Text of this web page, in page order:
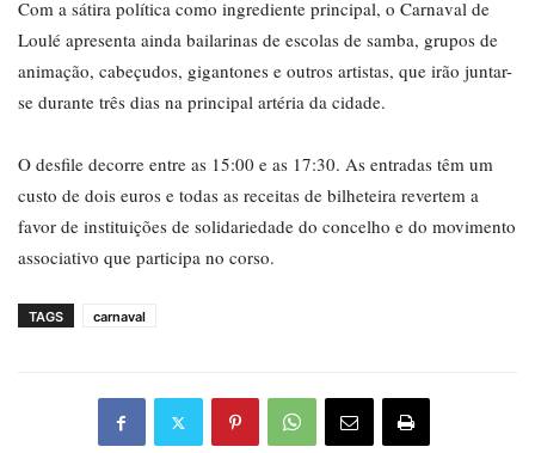
Com a sátira política como ingrediente principal, o Carnaval de
Loulé apresenta ainda bailarinas de escolas de samba, grupos de
animação, cabeçudos, gigantones e outros artistas, que irão juntar-
se durante três dias na principal artéria da cidade.
O desfile decorre entre as 15:00 e as 17:30. As entradas têm um
custo de dois euros e todas as receitas de bilheteira revertem a
favor de instituições de solidariedade do concelho e do movimento
associativo que participa no corso.
TAGS carnaval